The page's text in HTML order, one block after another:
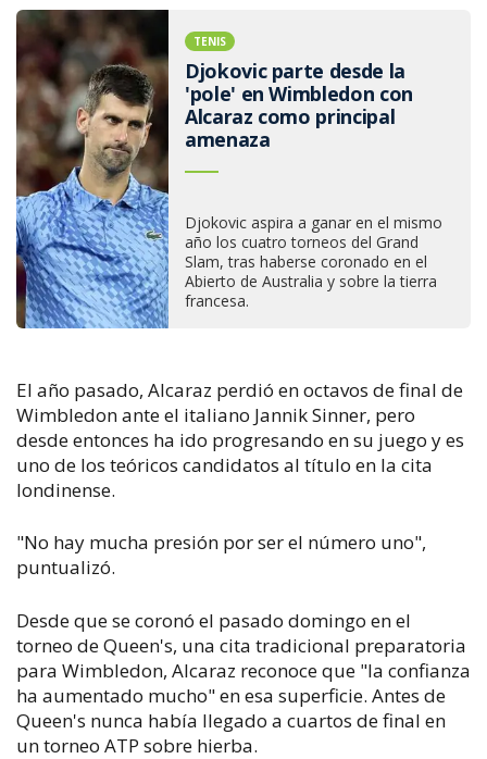
TENIS
Djokovic parte desde la
'pole' en Wimbledon con
Alcaraz como principal
amenaza
Djokovic aspira a ganar en el mismo
año los cuatro torneos del Grand
Slam, tras haberse coronado en el
Abierto de Australia y sobre la tierra
francesa.
El año pasado, Alcaraz perdió en octavos de final de
Wimbledon ante el italiano Jannik Sinner, pero
desde entonces ha ido progresando en su juego y es
uno de los teóricos candidatos al título en la cita
londinense.
"No hay mucha presión por ser el número uno",
puntualizó.
Desde que se coronó el pasado domingo en el
torneo de Queen's, una cita tradicional preparatoria
para Wimbledon, Alcaraz reconoce que "la confianza
ha aumentado mucho" en esa superficie. Antes de
Queen's nunca había llegado a cuartos de final en
un torneo ATP sobre hierba.